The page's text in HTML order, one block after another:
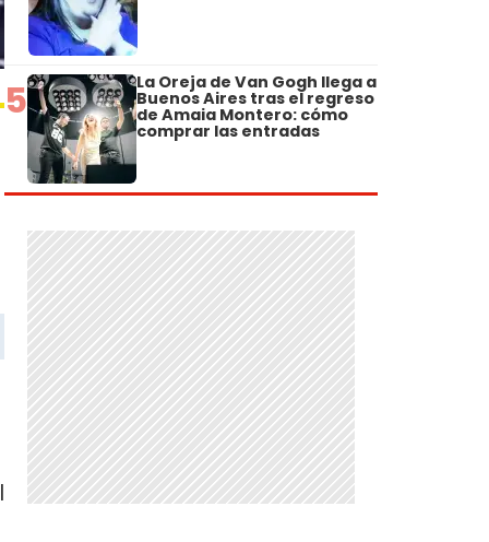
5 La Oreja de Van Gogh llega a
Buenos Aires tras el regreso
de Amaia Montero: cómo
comprar las entradas